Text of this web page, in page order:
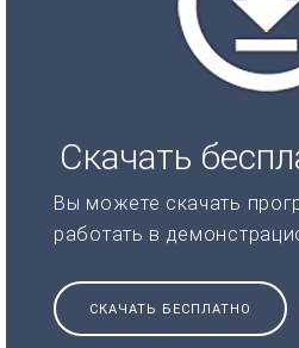
Скачать
Вы можете скачать
работать в
СКАЧАТЬ БЕСПЛАТНО